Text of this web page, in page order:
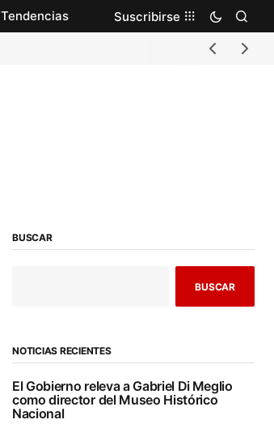
Tendencias Suscribirse
BUSCAR
BUSCAR
NOTICIAS RECIENTES
El Gobierno releva a Gabriel Di Meglio
como director del Museo Histórico
Nacional